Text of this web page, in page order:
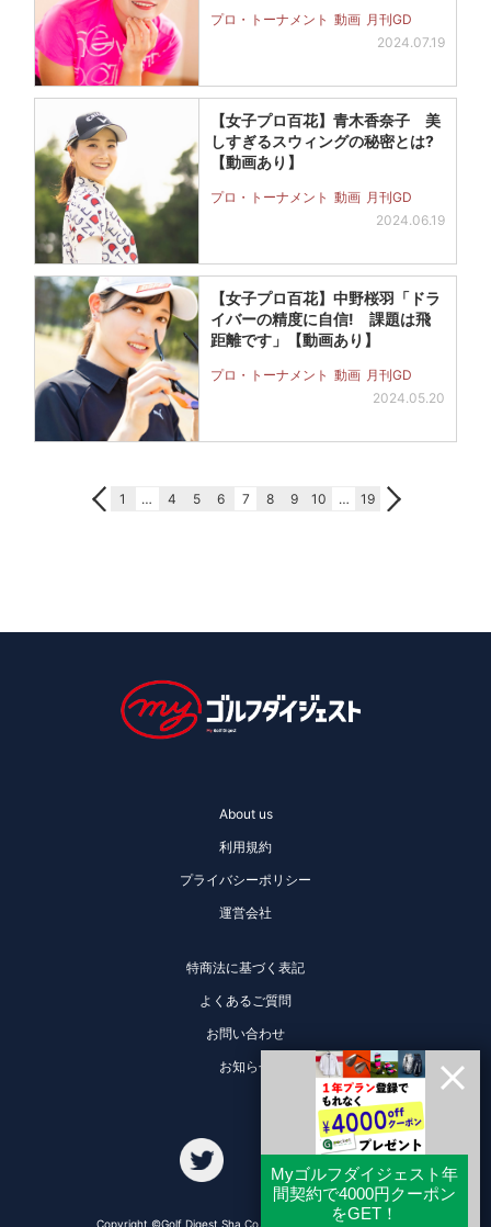
プロ・トーナメント 動画 月刊GD
2024.07.19
【女子プロ百花】青木香奈子 美
しすぎるスウィングの秘密とは?
【動画あり】
プロ・トーナメント 動画 月刊GD
2024.06.19
【女子プロ百花】中野桜羽「ドラ
イバーの精度に自信! 課題は飛
距離です」【動画あり】
プロ・トーナメント 動画 月刊GD
2024.05.20
1 … 4 5 6 7 8 9 10 … 19
About us
利用規約
プライバシーポリシー
運営会社
特商法に基づく表記
よくあるご質問
お問い合わせ
お知らせ
Copyright ©Golf Digest Sha Co., Ltd. All Rights Reserved.